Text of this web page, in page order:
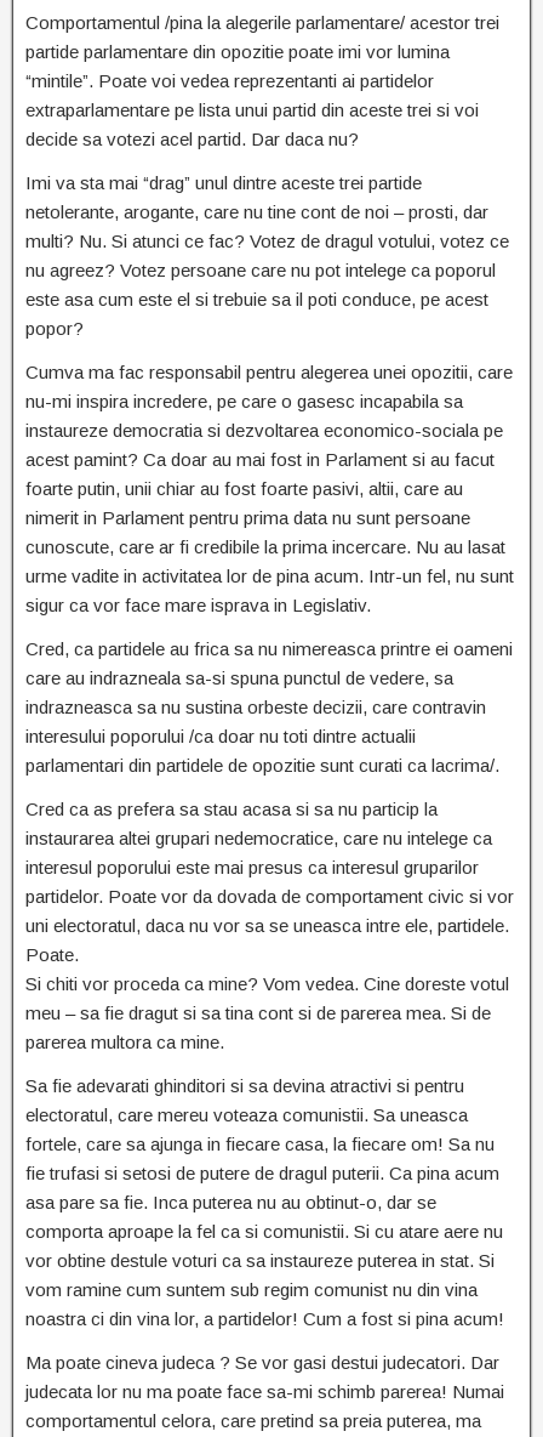
Comportamentul /pina la alegerile parlamentare/ acestor trei
partide parlamentare din opozitie poate imi vor lumina
“mintile”. Poate voi vedea reprezentanti ai partidelor
extraparlamentare pe lista unui partid din aceste trei si voi
decide sa votezi acel partid. Dar daca nu?
Imi va sta mai “drag” unul dintre aceste trei partide
netolerante, arogante, care nu tine cont de noi – prosti, dar
multi? Nu. Si atunci ce fac? Votez de dragul votului, votez ce
nu agreez? Votez persoane care nu pot intelege ca poporul
este asa cum este el si trebuie sa il poti conduce, pe acest
popor?
Cumva ma fac responsabil pentru alegerea unei opozitii, care
nu-mi inspira incredere, pe care o gasesc incapabila sa
instaureze democratia si dezvoltarea economico-sociala pe
acest pamint? Ca doar au mai fost in Parlament si au facut
foarte putin, unii chiar au fost foarte pasivi, altii, care au
nimerit in Parlament pentru prima data nu sunt persoane
cunoscute, care ar fi credibile la prima incercare. Nu au lasat
urme vadite in activitatea lor de pina acum. Intr-un fel, nu sunt
sigur ca vor face mare isprava in Legislativ.
Cred, ca partidele au frica sa nu nimereasca printre ei oameni
care au indrazneala sa-si spuna punctul de vedere, sa
indrazneasca sa nu sustina orbeste decizii, care contravin
interesului poporului /ca doar nu toti dintre actualii
parlamentari din partidele de opozitie sunt curati ca lacrima/.
Cred ca as prefera sa stau acasa si sa nu particip la
instaurarea altei grupari nedemocratice, care nu intelege ca
interesul poporului este mai presus ca interesul gruparilor
partidelor. Poate vor da dovada de comportament civic si vor
uni electoratul, daca nu vor sa se uneasca intre ele, partidele.
Poate.
Si chiti vor proceda ca mine? Vom vedea. Cine doreste votul
meu – sa fie dragut si sa tina cont si de parerea mea. Si de
parerea multora ca mine.
Sa fie adevarati ghinditori si sa devina atractivi si pentru
electoratul, care mereu voteaza comunistii. Sa uneasca
fortele, care sa ajunga in fiecare casa, la fiecare om! Sa nu
fie trufasi si setosi de putere de dragul puterii. Ca pina acum
asa pare sa fie. Inca puterea nu au obtinut-o, dar se
comporta aproape la fel ca si comunistii. Si cu atare aere nu
vor obtine destule voturi ca sa instaureze puterea in stat. Si
vom ramine cum suntem sub regim comunist nu din vina
noastra ci din vina lor, a partidelor! Cum a fost si pina acum!
Ma poate cineva judeca ? Se vor gasi destui judecatori. Dar
judecata lor nu ma poate face sa-mi schimb parerea! Numai
comportamentul celora, care pretind sa preia puterea, ma